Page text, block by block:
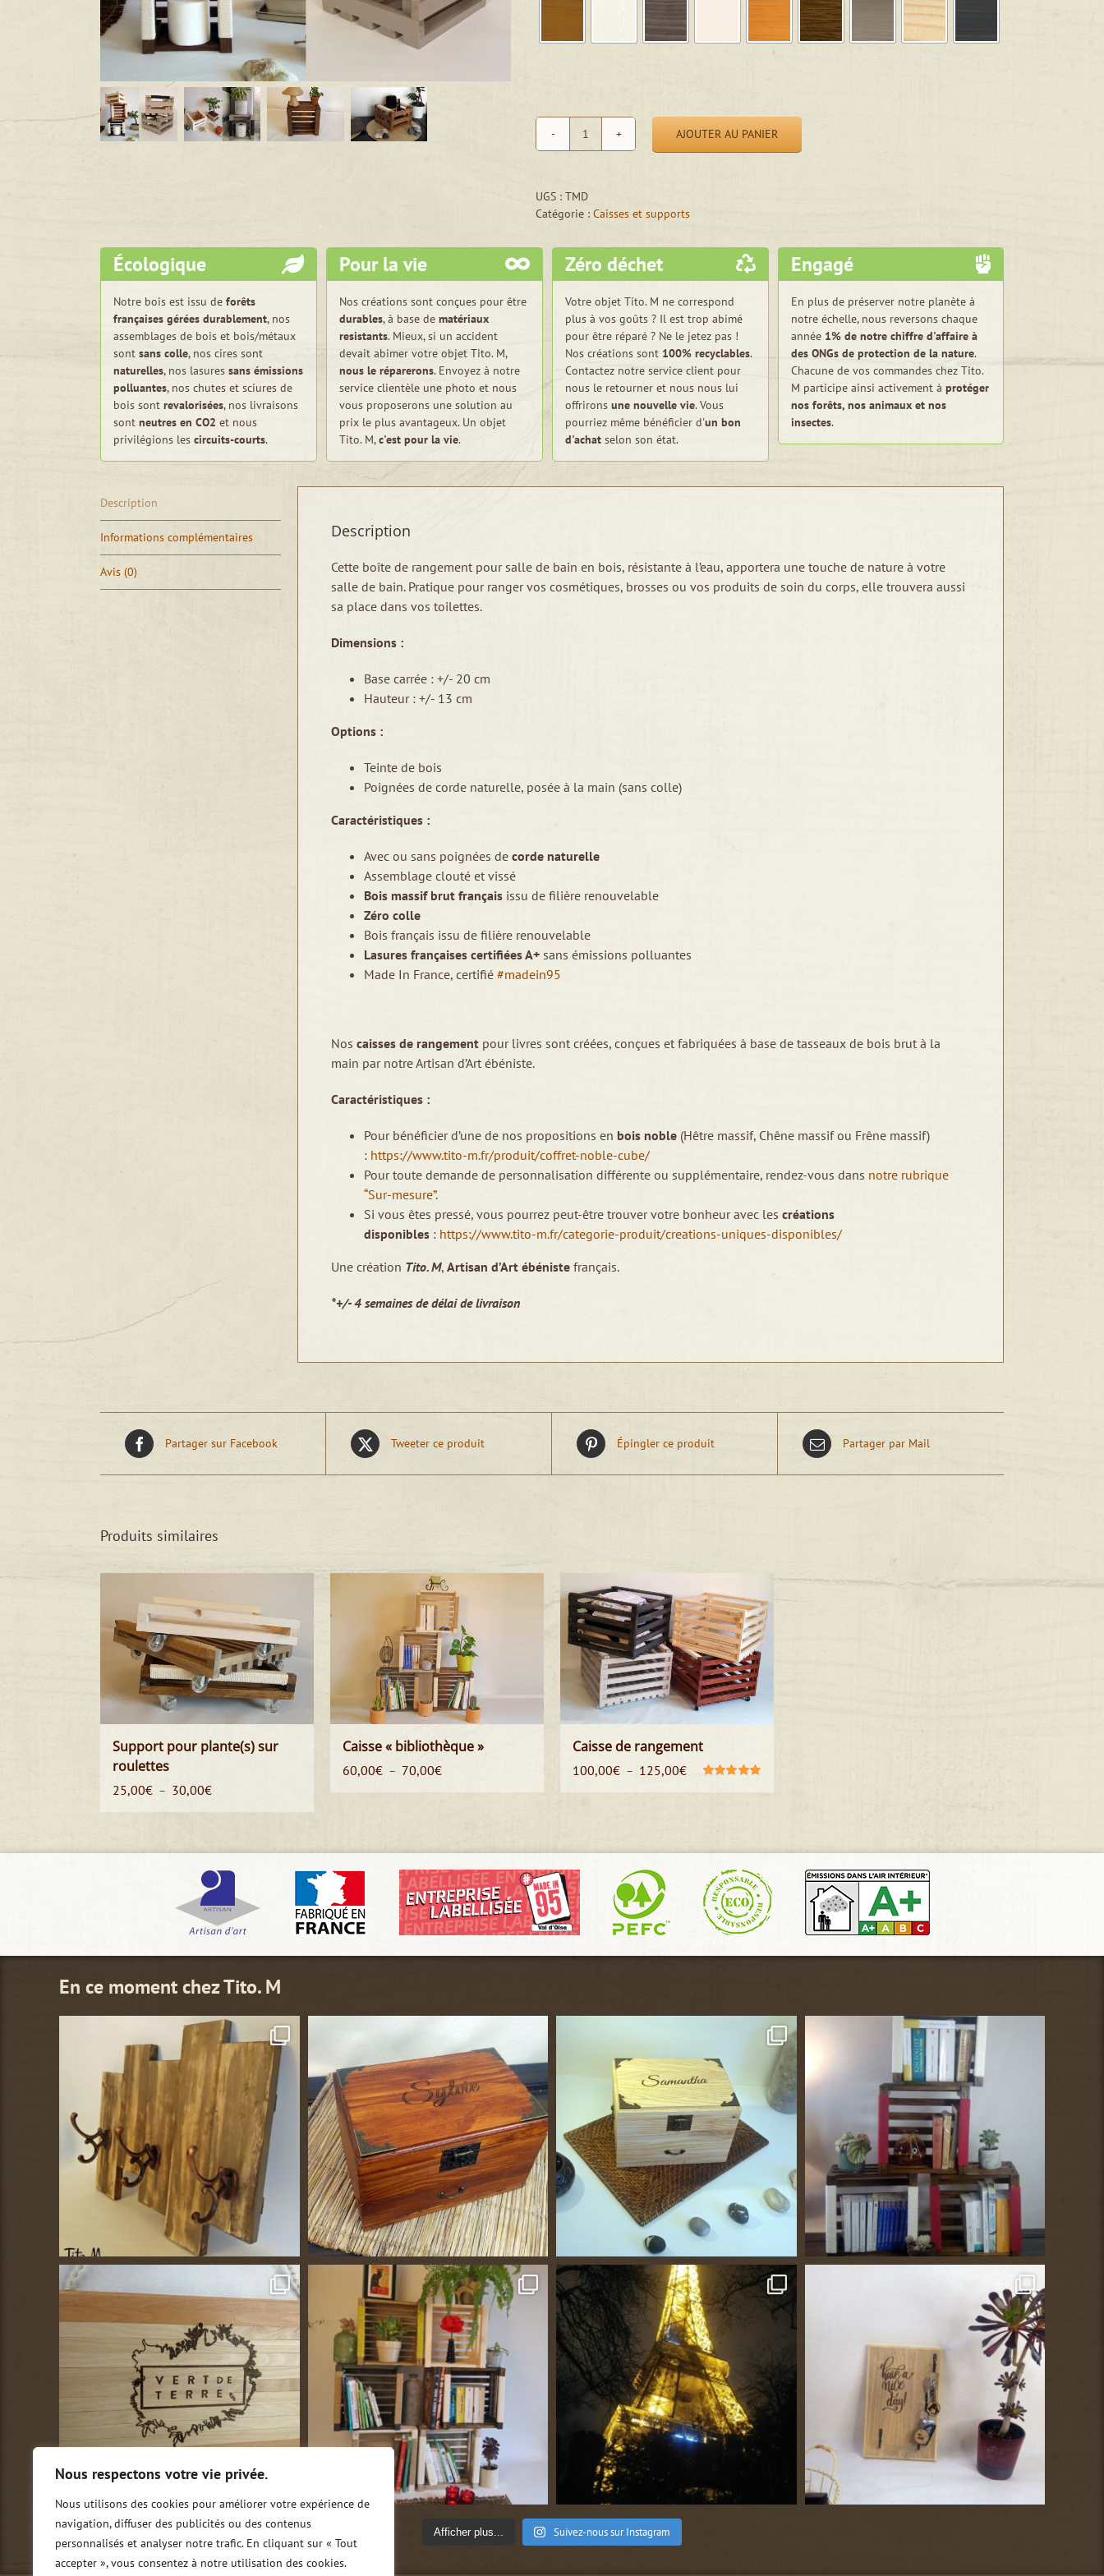
Nous respectons votre vie privée.
Nous utilisons des cookies pour améliorer votre expérience de
navigation, diffuser des publicités ou des contenus
personnalisés et analyser notre trafic. En cliquant sur « Tout
accepter », vous consentez à notre utilisation des cookies.
quantité
caisse
de
"salles
d'eau"
AJOUTER AU PANIER
UGS : TMD
Catégorie : Caisses et supports
Écologique
Notre bois est issu de forêts
françaises gérées durablement, nos
assemblages de bois et bois/métaux
sont sans colle, nos cires sont
naturelles, nos lasures sans émissions
polluantes, nos chutes et sciures de
bois sont revalorisées, nos livraisons
sont neutres en CO2 et nous
privilégions les circuits-courts.
Pour la vie
Nos créations sont conçues pour être
durables, à base de matériaux
resistants. Mieux, si un accident
devait abimer votre objet Tito. M,
nous le réparerons. Envoyez à notre
service clientèle une photo et nous
vous proposerons une solution au
prix le plus avantageux. Un objet
Tito. M,c'est pour la vie.
Zéro déchet
Votre objet Tito. M ne correspond
plus à vos goûts ? Il est trop abimé
pour être réparé ? Ne le jetez pas !
Nos créations sont 100% recyclables.
Contactez notre service client pour
nous le retourner et nous nous lui
offrirons une nouvelle vie. Vous
pourriez même bénéficier d'un bon
d'achat selon son état.
Engagé
En plus de préserver notre planète à
notre échelle, nous reversons chaque
année 1% de notre chiffre d'affaire à
des ONGs de protection de la nature.
Chacune de vos commandes chez Tito.
M participe ainsi activement à protéger
nos forêts, nos animaux et nos
insectes.
Description
Informations complémentaires
Avis (0)
Description
Cette boîte de rangement pour salle de bain en bois, résistante à l’eau, apportera une touche de nature à votre
salle de bain. Pratique pour ranger vos cosmétiques, brosses ou vos produits de soin du corps, elle trouvera aussi
sa place dans vos toilettes.
Dimensions :
Base carrée : +/- 20 cm
Hauteur : +/- 13 cm
Options :
Teinte de bois
Poignées de corde naturelle, posée à la main (sans colle)
Caractéristiques :
Avec ou sans poignées de corde naturelle
Assemblage clouté et vissé
Bois massif brut français issu de filière renouvelable
Zéro colle
Bois français issu de filière renouvelable
Lasures françaises certifiées A+ sans émissions polluantes
Made In France, certifié #madein95
Nos caisses de rangement pour livres sont créées, conçues et fabriquées à base de tasseaux de bois brut à la
main par notre Artisan d’Art ébéniste.
Caractéristiques :
Pour bénéficier d’une de nos propositions en bois noble (Hêtre massif, Chêne massif ou Frêne massif)
: https://www.tito-m.fr/produit/coffret-noble-cube/
Pour toute demande de personnalisation différente ou supplémentaire, rendez-vous dans notre rubrique
“Sur-mesure”.
Si vous êtes pressé, vous pourrez peut-être trouver votre bonheur avec les créations
disponibles : https://www.tito-m.fr/categorie-produit/creations-uniques-disponibles/
Une création Tito. M, Artisan d’Art ébéniste français.
*+/- 4 semaines de délai de livraison
Partager sur Facebook Tweeter ce produit Épingler ce produit Partager par Mail
Produits similaires
Support pour plante(s) sur
roulettes
25,00€ – 30,00€Plage
à
30,00€
Caisse « bibliothèque »
60,00€ – 70,00€Plage
70,00€
Caisse de rangement
100,00€ – 125,00€Plage
125,00€
En ce moment chez Tito. M
Afficher plus... Suivez-nous sur Instagram